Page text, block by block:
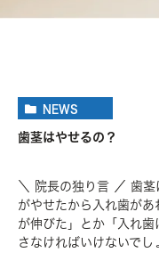
NEWS
歯茎はやせるの？
＼ 院長の独り言 ／ 歯
がやせたから入れ歯が
が伸びた」とか「入れ
さなければいけないで